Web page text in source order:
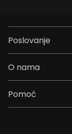
Poslovanje
O nama
Pomoć